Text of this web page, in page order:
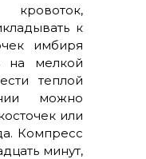
к
имбиря
на мелкой
теплой
можно
или
Компресс
минут,